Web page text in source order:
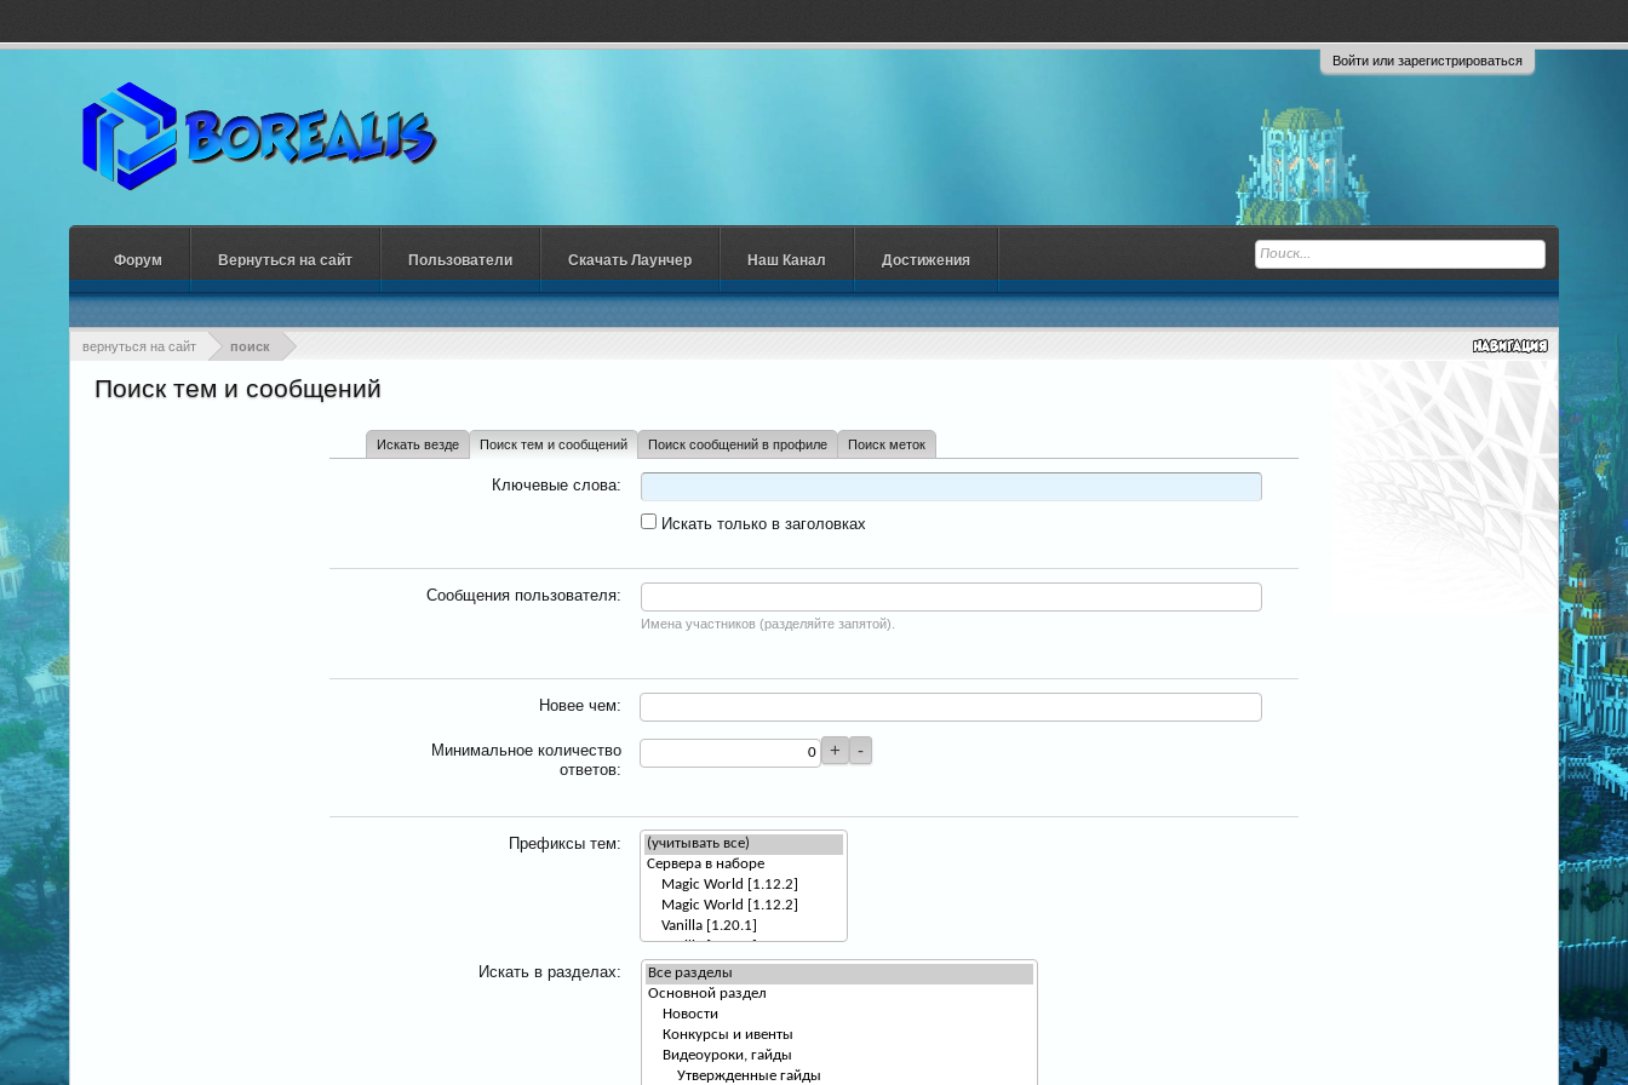
Войти или зарегистрироваться
вернуться на сайт поиск
Поиск тем и сообщений
Искать везде Поиск тем и сообщений Поиск сообщений в профиле Поиск меток
Ключевые слова:
Искать только в заголовках
Сообщения пользователя:
Имена участников (разделяйте запятой).
Новее чем:
Минимальное количество
ответов:
Префиксы тем:
Искать в разделах:
Форум Вернуться на сайт Пользователи Скачать Лаунчер Наш Канал Достижения